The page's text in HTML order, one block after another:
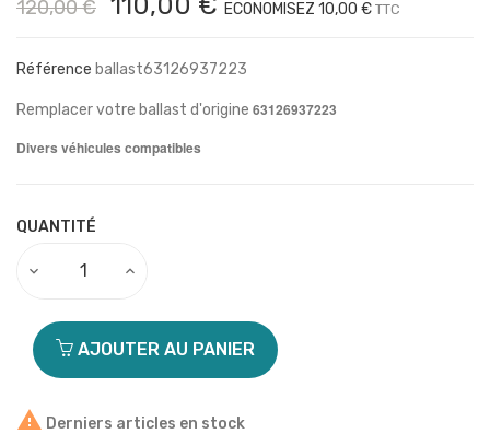
120,00 € ECONOMISEZ 10,00 € TTC
Référence ballast63126937223
Remplacer votre ballast d'origine 63126937223
Divers véhicules compatibles
QUANTITÉ
AJOUTER AU PANIER
 Derniers articles en stock